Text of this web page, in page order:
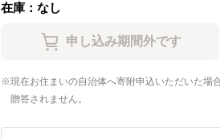
在庫：なし
現在お住まいの自治体へ寄附申込いただいた場
贈答されません。